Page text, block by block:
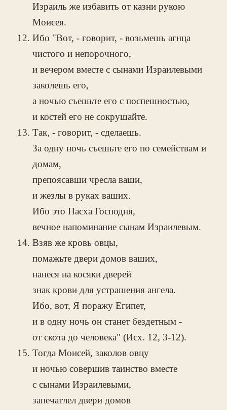
Израиль же избавить от казни рукою
Моисея.
Ибо "Вот, - говорит, - возьмешь агнца
чистого и непорочного,
и вечером вместе с сынами Израилевыми
заколешь его,
а ночью съешьте его с поспешностью,
и костей его не сокрушайте.
Так, - говорит, - сделаешь.
За одну ночь съешьте его по семействам и
домам,
препоясавши чресла ваши,
и жезлы в руках ваших.
Ибо это Пасха Господня,
вечное напоминание сынам Израилевым.
Взяв же кровь овцы,
помажьте двери домов ваших,
нанеся на косяки дверей
знак крови для устрашения ангела.
Ибо, вот, Я поражу Египет,
и в одну ночь он станет бездетным -
от скота до человека" (Исх. 12, 3-12).
Тогда Моисей, заколов овцу
и ночью совершив таинство вместе
с сынами Израилевыми,
запечатлел двери домов